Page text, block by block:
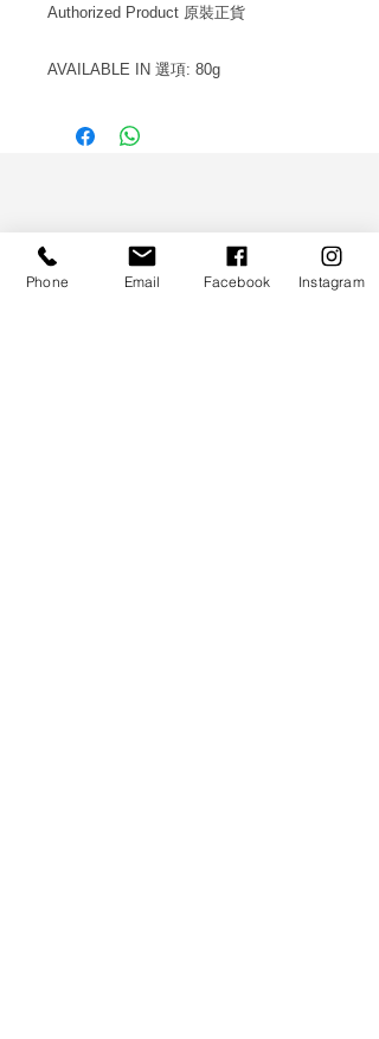
Authorized Product 原裝正貨
AVAILABLE IN 選項: 80g
WS CO.
Phone Email Facebook Instagram